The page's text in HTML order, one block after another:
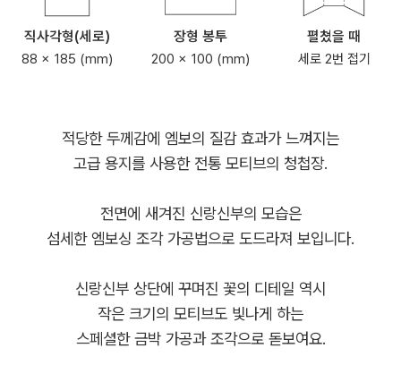
직사각형(세로)
88 x 185 (mm)
장형 봉투
200 x 100 (mm)
펼쳤을 때
세로 2번 접기
적당한 두께감에 엠보의 질감 효과가 느껴지는
고급 용지를 사용한 전통 모티브의 청첩장.
전면에 새겨진 신랑신부의 모습은
섬세한 엠보싱 조각 가공법으로 도드라져 보입니다.
신랑신부 상단에 꾸며진 꽃의 디테일 역시
작은 크기의 모티브도 빛나게 하는
스페셜한 금박 가공과 조각으로 돋보여요.